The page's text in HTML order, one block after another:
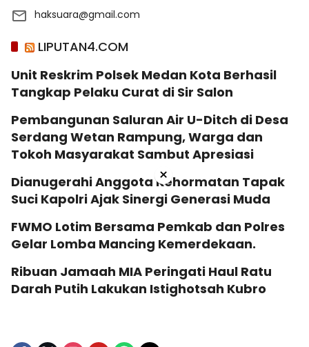
haksuara@gmail.com
LIPUTAN4.COM
Unit Reskrim Polsek Medan Kota Berhasil
Tangkap Pelaku Curat di Sir Salon
Pembangunan Saluran Air U-Ditch di Desa
Serdang Wetan Rampung, Warga dan
Tokoh Masyarakat Sambut Apresiasi
Dianugerahi Anggota Kehormatan Tapak
Suci Kapolri Ajak Sinergi Generasi Muda
‎FWMO Lotim Bersama Pemkab dan Polres
Gelar Lomba Mancing Kemerdekaan.
Ribuan Jamaah MIA Peringati Haul Ratu
Darah Putih Lakukan Istighotsah Kubro
×